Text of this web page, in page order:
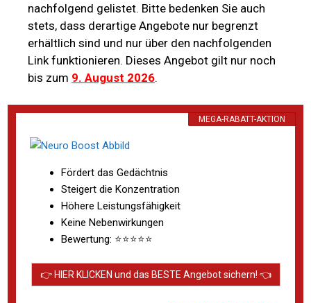
nachfolgend gelistet. Bitte bedenken Sie auch
stets, dass derartige Angebote nur begrenzt
erhältlich sind und nur über den nachfolgenden
Link funktionieren. Dieses Angebot gilt nur noch
bis zum 9. August 2026.
MEGA-RABATT-AKTION
Fördert das Gedächtnis
Steigert die Konzentration
Höhere Leistungsfähigkeit
Keine Nebenwirkungen
Bewertung: ⭐⭐⭐⭐⭐
👉 HIER KLICKEN und das BESTE Angebot sichern! 👈